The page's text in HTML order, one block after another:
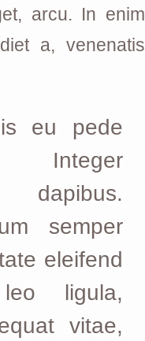
arcu. In enim
a, venenatis
eu pede
Integer
dapibus.
semper
eleifend
ligula,
vitae,